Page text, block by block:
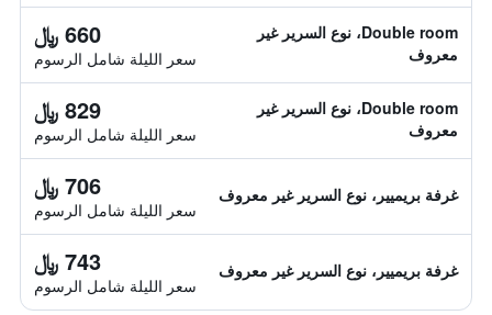
Double room، نوع السرير غير
معروف
660 ﷼
سعر الليلة شامل الرسوم
Double room، نوع السرير غير
معروف
829 ﷼
سعر الليلة شامل الرسوم
غرفة بريميير، نوع السرير غير معروف 706 ﷼
سعر الليلة شامل الرسوم
غرفة بريميير، نوع السرير غير معروف 743 ﷼
سعر الليلة شامل الرسوم